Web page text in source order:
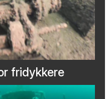
fridykkere